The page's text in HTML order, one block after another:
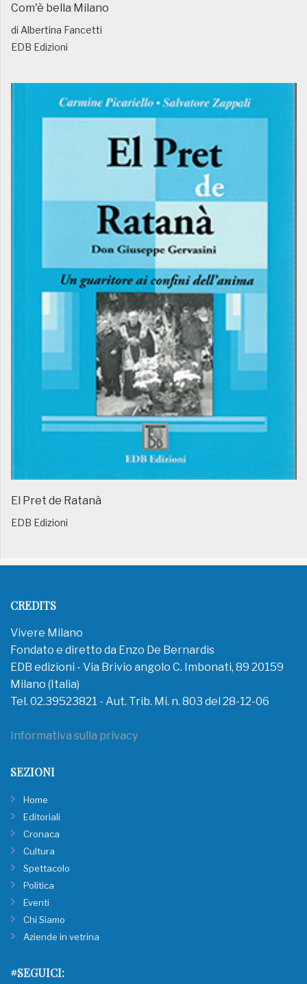
Com'è bella Milano
di Albertina Fancetti
EDB Edizioni
El Pret de Ratanà
EDB Edizioni
CREDITS
Vivere Milano
Fondato e diretto da Enzo De Bernardis
EDB edizioni - Via Brivio angolo C. Imbonati, 89 20159
Milano (Italia)
Tel. 02.39523821 - Aut. Trib. Mi. n. 803 del 28-12-06
Informativa sulla privacy
SEZIONI
Home
Editoriali
Cronaca
Cultura
Spettacolo
Politica
Eventi
Chi Siamo
Aziende in vetrina
#SEGUICI: